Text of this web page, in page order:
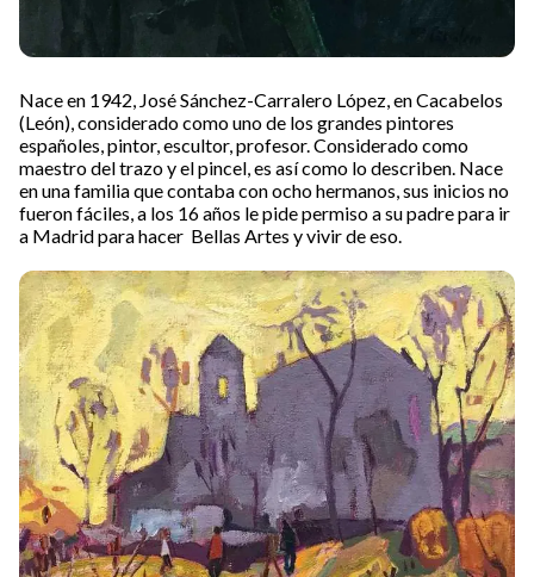
Nace en 1942, José Sánchez-Carralero López, en Cacabelos
(León), considerado como uno de los grandes pintores
españoles, pintor, escultor, profesor. Considerado como
maestro del trazo y el pincel, es así como lo describen. Nace
en una familia que contaba con ocho hermanos, sus inicios no
fueron fáciles, a los 16 años le pide permiso a su padre para ir
a Madrid para hacer Bellas Artes y vivir de eso.